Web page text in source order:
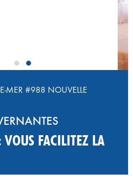
MER #988 NOUVELLE
FACILITEZ LA